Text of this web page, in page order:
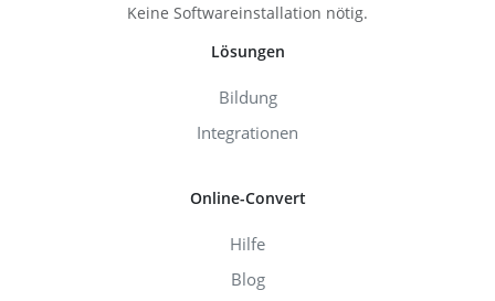
Keine Softwareinstallation nötig.
Lösungen
Bildung
Integrationen
Online-Convert
Hilfe
Blog